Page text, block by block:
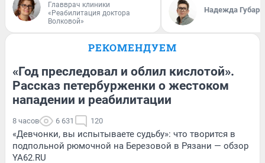
Главврач клиники
«Реабилитация доктора
Волковой»
Надежда Губарь
РЕКОМЕНДУЕМ
«Год преследовал и облил кислотой».
Рассказ петербурженки о жестоком
нападении и реабилитации
8 часов 6 631 120
«Девчонки, вы испытываете судьбу»: что творится в
подпольной рюмочной на Березовой в Рязани — обзор
YA62.RU